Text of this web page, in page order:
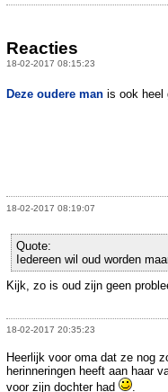
Reacties
18-02-2017 08:15:23
Deze oudere man is ook heel
18-02-2017 08:19:07
Quote:
Iedereen wil oud worden
Kijk, zo is oud zijn geen
18-02-2017 20:35:23
Heerlijk voor oma dat ze nog
herinneringen heeft aan haar
voor zijn dochter had
.